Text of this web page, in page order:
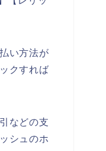
い方法が
クすれば
などの支
シュのホ